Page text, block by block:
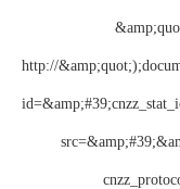
http://